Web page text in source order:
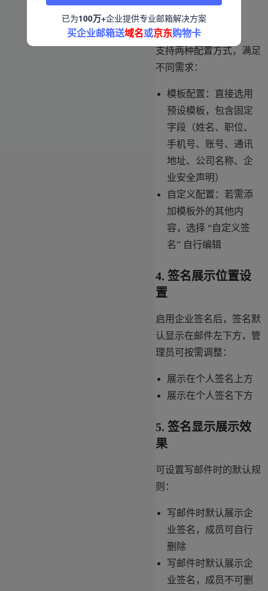
3. 签名内容设置
支持两种配置方式，满足
不同需求：
模板配置：直接选用
预设模板，包含固定
字段（姓名、职位、
手机号、账号、通讯
地址、公司名称、企
业安全声明）
自定义配置：若需添
加模板外的其他内
容，选择 “自定义签
名” 自行编辑
4. 签名展示位置设
置
启用企业签名后，签名默
认显示在邮件左下方，管
理员可按需调整：
展示在个人签名上方
展示在个人签名下方
5. 签名显示展示效
果
可设置写邮件时的默认规
则：
写邮件时默认展示企
业签名，成员可自行
删除
写邮件时默认展示企
业签名，成员不可删
已为100万+企业提供专业邮箱解决方案
买企业邮箱送域名或京东购物卡